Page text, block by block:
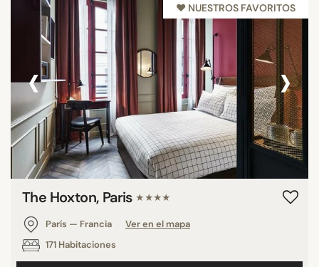
♥︎ NUESTROS FAVORITOS
‹ ›
The Hoxton, Paris ★★★★
París — Francia
Ver en el mapa
171 Habitaciones